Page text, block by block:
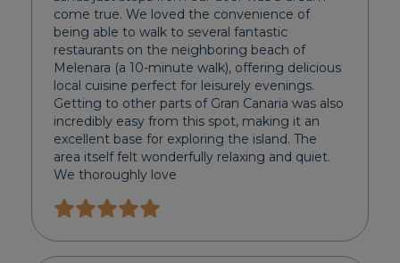
come true. We loved the convenience of
being able to walk to several fantastic
restaurants on the neighboring beach of
Melenara (a 10-minute walk), offering delicious
local cuisine perfect for leisurely evenings.
Getting to other parts of Gran Canaria was also
incredibly easy from this spot, making it an
excellent base for exploring the island. The
area itself felt wonderfully relaxing and quiet.
We thoroughly love